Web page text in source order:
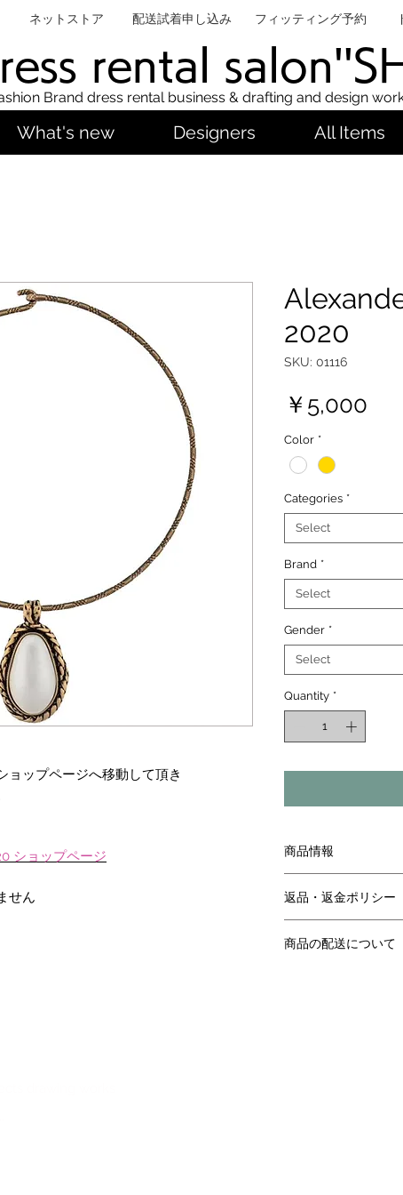
ネットストア 配送試着申し込み フィッティング予約
rental
Brand dress rental business & drafting and design
What's new Designers All Items
ョップページへ移動して頂き
ショップページ
せん
2020
SKU: 01116
￥5,000
Color *
Categories *
Select
Brand *
Select
Gender *
Select
Quantity *
商品情報
返品・返金ポリシー
商品の配送について